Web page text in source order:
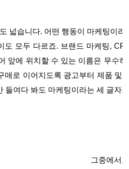
넓습니다. 어떤 행동이 마케팅이
도 모두 다르죠. 브랜드 마케팅,
앞에 위치할 수 있는 이름은 무수
매로 이어지도록 광고부터 제품 및
들여다 봐도 마케팅이라는 세 글자
그중에서